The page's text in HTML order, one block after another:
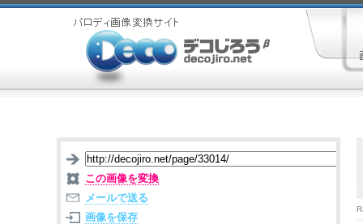
この画像を変換
メールで送る
画像を保存